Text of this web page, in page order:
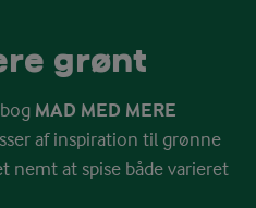
grønt
MAD MED MERE
af inspiration til grønne
nemt at spise både varieret